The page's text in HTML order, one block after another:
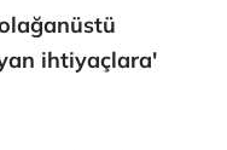
ihtiyaçlara'